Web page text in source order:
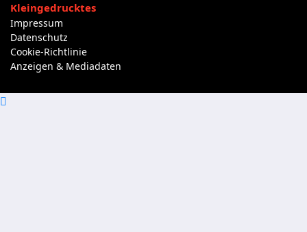
Kleingedrucktes
Impressum
Datenschutz
Cookie-Richtlinie
Anzeigen & Mediadaten